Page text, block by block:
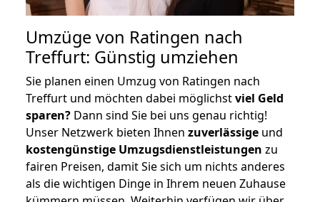
Umzüge von Ratingen nach
Treffurt: Günstig umziehen
Sie planen einen Umzug von Ratingen nach
Treffurt und möchten dabei möglichstviel Geld
sparen? Dann sind Sie bei uns genau richtig!
Unser Netzwerk bieten Ihnen zuverlässige und
kostengünstige Umzugsdienstleistungen zu
fairen Preisen, damit Sie sich um nichts anderes
als die wichtigen Dinge in Ihrem neuen Zuhause